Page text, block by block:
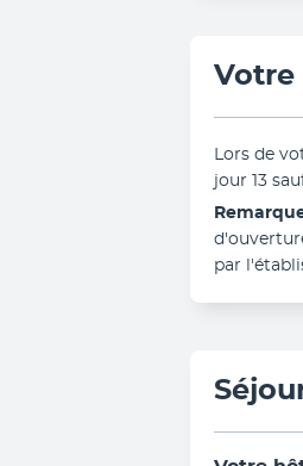
Votre
Lors de
jour 13
par